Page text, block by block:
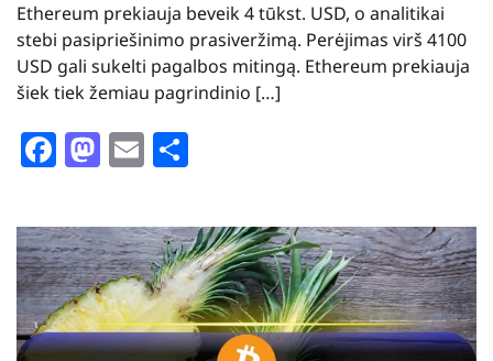
Ethereum prekiauja beveik 4 tūkst. USD, o analitikai
stebi pasipriešinimo prasiveržimą. Perėjimas virš 4100
USD gali sukelti pagalbos mitingą. Ethereum prekiauja
šiek tiek žemiau pagrindinio […]
Facebook
Mastodon
Email